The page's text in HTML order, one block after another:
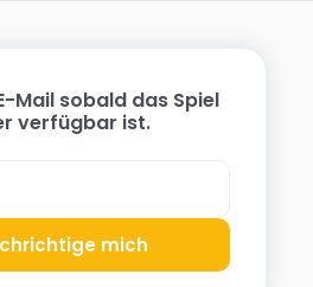
Mail sobald das Spiel
verfügbar ist.
mich